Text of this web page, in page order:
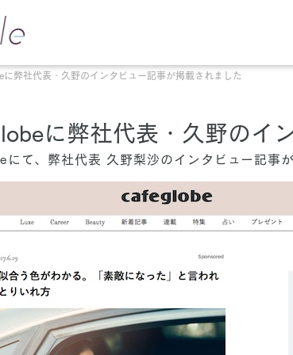
に弊社代表・久野のインタビュー記事が掲載されました
に弊社代表・久野のイ
にて、弊社代表 久野梨沙のインタビュー記事